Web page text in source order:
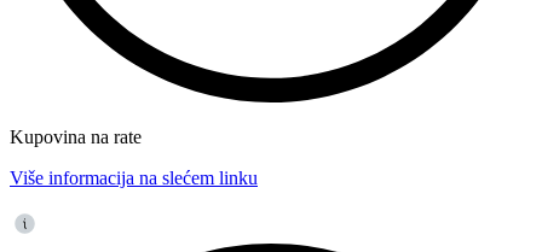
Kupovina na rate
Više informacija na slećem linku